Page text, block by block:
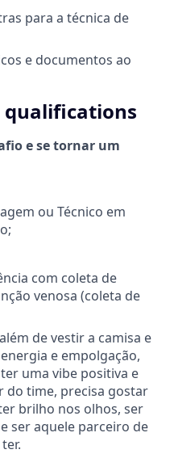
para a técnica de
e documentos ao
qualifications
e se tornar um
ou Técnico em
com coleta de
venosa (coleta de
de vestir a camisa e
e empolgação,
uma vibe positiva e
do time, precisa gostar
brilho nos olhos, ser
ser aquele parceiro de